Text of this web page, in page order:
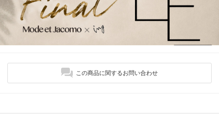
この商品に関するお問い合わせ